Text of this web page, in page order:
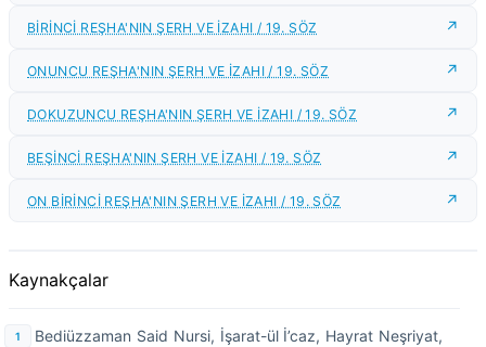
BİRİNCİ REŞHA'NIN ŞERH VE İZAHI / 19. SÖZ
ONUNCU REŞHA'NIN ŞERH VE İZAHI / 19. SÖZ
DOKUZUNCU REŞHA'NIN ŞERH VE İZAHI / 19. SÖZ
BEŞİNCİ REŞHA'NIN ŞERH VE İZAHI / 19. SÖZ
ON BİRİNCİ REŞHA'NIN ŞERH VE İZAHI / 19. SÖZ
Kaynakçalar
Bediüzzaman Said Nursi, İşarat-ül İ’caz, Hayrat Neşriyat,